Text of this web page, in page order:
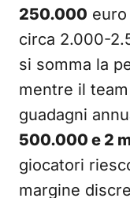
250.000 euro
circa 2.000-
si somma la
mentre il
guadagni
500.000 e 2
giocatori
margine